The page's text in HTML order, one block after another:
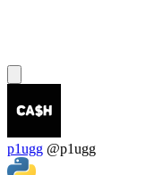
p1ugg @p1ugg